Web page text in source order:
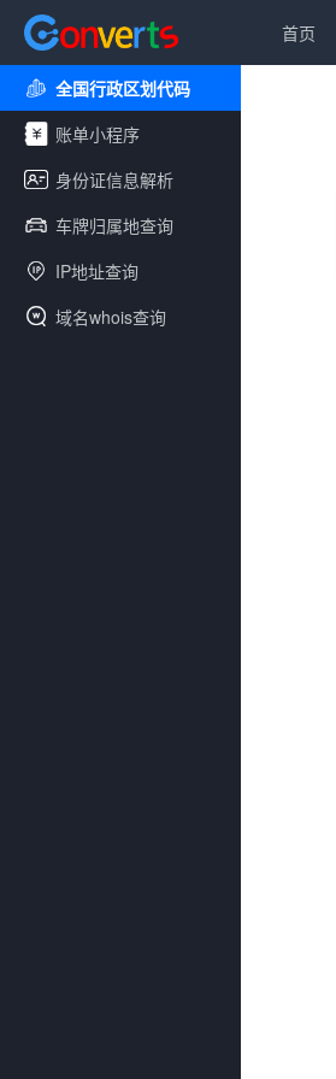
首页
全国行政区划代码
账单小程序
身份证信息解析
车牌归属地查询
IP地址查询
域名whois查询